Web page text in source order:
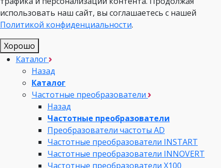
использовать наш сайт, вы соглашаетесь с нашей
Политикой конфиденциальности.
Хорошо
Каталог
Назад
Каталог
Частотные преобразователи
Назад
Частотные преобразователи
Преобразователи частоты AD
Частотные преобразователи INSTART
Частотные преобразователи INNOVERT
Частотные преобразователи Х100